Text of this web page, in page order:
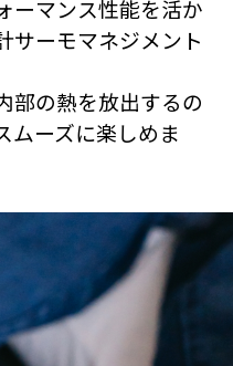
ーマンス性能を活か
サーモマネジメント
部の熱を放出するの
ムーズに楽しめま